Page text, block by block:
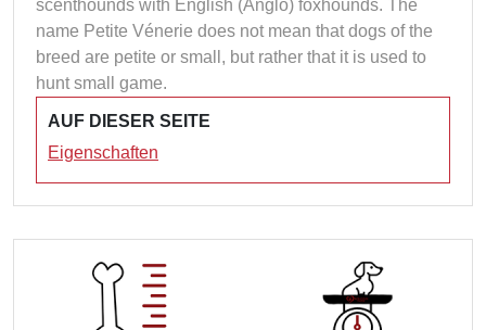
scenthounds with English (Anglo) foxhounds. The
name Petite Vénerie does not mean that dogs of the
breed are petite or small, but rather that it is used to
hunt small game.
AUF DIESER SEITE
Eigenschaften